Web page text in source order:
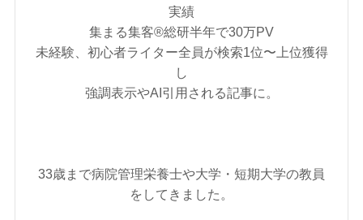
実績
集まる集客®︎総研半年で30万PV
未経験、初心者ライター全員が検索1位〜上位獲得
し
強調表示やAI引用される記事に。
33歳まで病院管理栄養士や大学・短期大学の教員
をしてきました。